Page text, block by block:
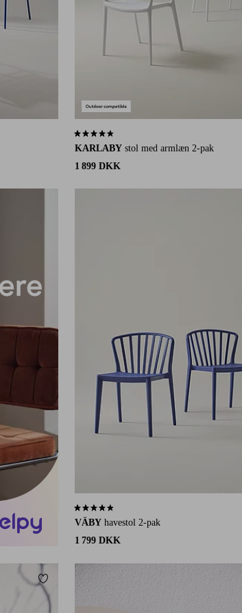
KARLABY stol med armlæn 2-pak
1 899 DKK
4,6 baseret på 47 bedømmelser
VÄBY havestol 2-pak
1 799 DKK
4,6 baseret på 109 bedømmelser
Tilføj til favoritter